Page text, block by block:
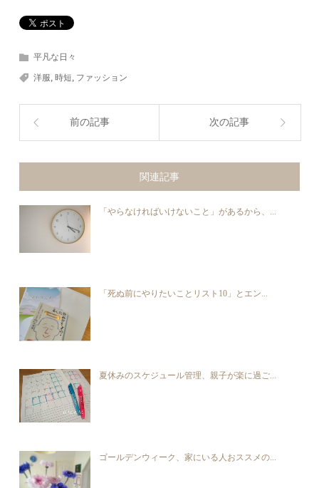
平凡な日々
洋服, 時短, ファッション
前の記事 次の記事
関連記事
「やらなければいけないこと」があるから、...
「死ぬ前にやりたいことリスト10」とエン...
夏休みのスケジュール管理、親子が楽に過ご...
ゴールデンウィーク、家にいる人おススメの...